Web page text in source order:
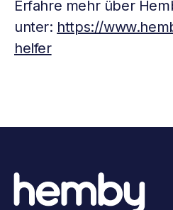
Erfahre mehr über
unter: https://
helfer